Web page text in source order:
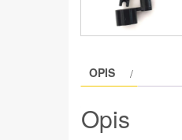
OPIS
Opis